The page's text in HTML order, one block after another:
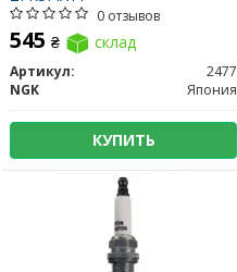
0 отзывов
545 ₴ склад
Артикул:
2477
NGK
Япония
КУПИТЬ